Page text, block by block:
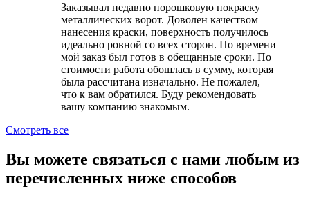
Заказывал недавно порошковую покраску
металлических ворот. Доволен качеством
нанесения краски, поверхность получилось
идеально ровной со всех сторон. По времени
мой заказ был готов в обещанные сроки. По
стоимости работа обошлась в сумму, которая
была рассчитана изначально. Не пожалел,
что к вам обратился. Буду рекомендовать
вашу компанию знакомым.
Смотреть все
Вы можете связаться с нами любым из
перечисленных ниже способов